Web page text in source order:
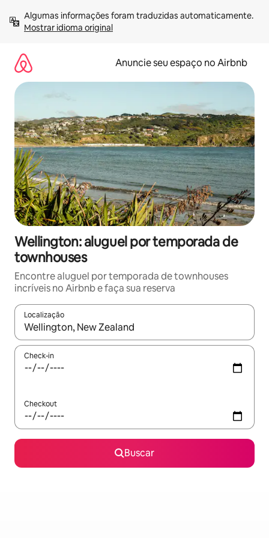
para
Mostrar idioma original
Anuncie seu espaço no Airbnb
Wellington: aluguel por temporada de
townhouses
Encontre aluguel por temporada de townhouses
incríveis no Airbnb e faça sua reserva
Localização
Quando os resultados estiverem disponíveis, explore-os
Check-in
Checkout
Buscar